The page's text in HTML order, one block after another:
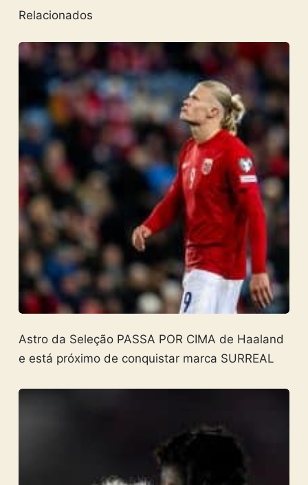
Relacionados
Astro da Seleção PASSA POR CIMA de Haaland
e está próximo de conquistar marca SURREAL